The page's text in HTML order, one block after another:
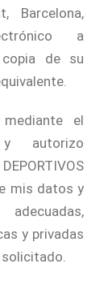
Barcelona,
a
copia de su
el
autorizo
mis datos y
y privadas